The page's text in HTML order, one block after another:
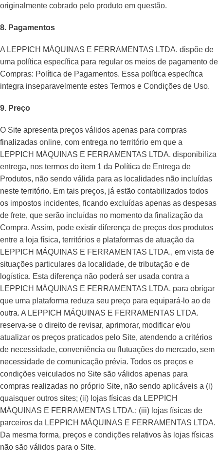
originalmente cobrado pelo produto em questão.
8. Pagamentos
A LEPPICH MÁQUINAS E FERRAMENTAS LTDA. dispõe de
uma política específica para regular os meios de pagamento de
Compras: Política de Pagamentos. Essa política específica
integra inseparavelmente estes Termos e Condições de Uso.
9. Preço
O Site apresenta preços válidos apenas para compras
finalizadas online, com entrega no território em que a
LEPPICH MÁQUINAS E FERRAMENTAS LTDA. disponibiliza
entrega, nos termos do item 1 da Política de Entrega de
Produtos, não sendo válida para as localidades não incluídas
neste território. Em tais preços, já estão contabilizados todos
os impostos incidentes, ficando excluídas apenas as despesas
de frete, que serão incluídas no momento da finalização da
Compra. Assim, pode existir diferença de preços dos produtos
entre a loja física, territórios e plataformas de atuação da
LEPPICH MÁQUINAS E FERRAMENTAS LTDA., em vista de
situações particulares da localidade, de tributação e de
logística. Esta diferença não poderá ser usada contra a
LEPPICH MÁQUINAS E FERRAMENTAS LTDA. para obrigar
que uma plataforma reduza seu preço para equipará-lo ao de
outra. A LEPPICH MÁQUINAS E FERRAMENTAS LTDA.
reserva-se o direito de revisar, aprimorar, modificar e/ou
atualizar os preços praticados pelo Site, atendendo a critérios
de necessidade, conveniência ou flutuações do mercado, sem
necessidade de comunicação prévia. Todos os preços e
condições veiculados no Site são válidos apenas para
compras realizadas no próprio Site, não sendo aplicáveis a (i)
quaisquer outros sites; (ii) lojas físicas da LEPPICH
MÁQUINAS E FERRAMENTAS LTDA.; (iii) lojas físicas de
parceiros da LEPPICH MÁQUINAS E FERRAMENTAS LTDA.
Da mesma forma, preços e condições relativos às lojas físicas
não são válidos para o Site.